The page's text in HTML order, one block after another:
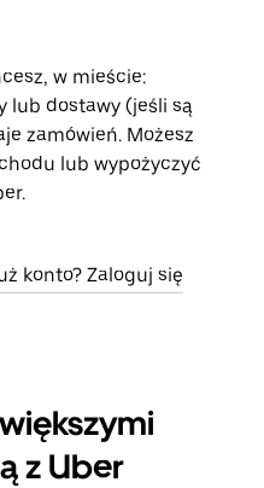
w mieście:
lub dostawy (jeśli są
zamówień. Możesz
lub wypożyczyć
konto? Zaloguj się
z Uber